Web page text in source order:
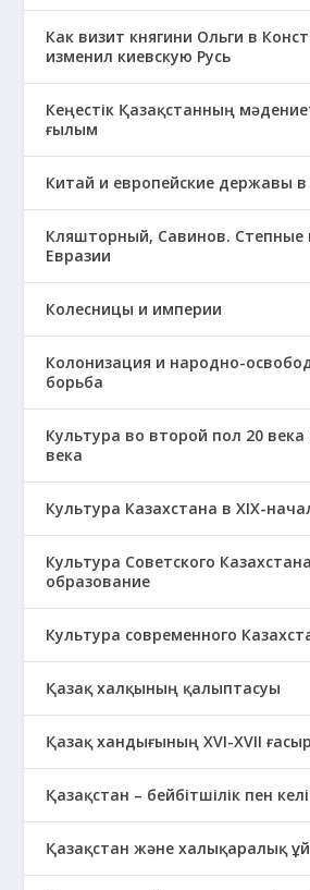
Как визит княгини Ольги в
изменил киевскую Русь
Кеңестік Қазақстанның
ғылым
Китай и европейские державы в
Кляшторный, Савинов. Степные
Евразии
Колесницы и империи
Колонизация и народно-
борьба
Культура во второй пол 20 века
века
Культура Казахстана в ХІХ-
Культура Советского
образование
Культура современного
Қазақ халқының қалыптасуы
Қазақ хандығының XVI-XVII
Қазақстан – бейбітшілік пен
Қазақстан және халықаралық